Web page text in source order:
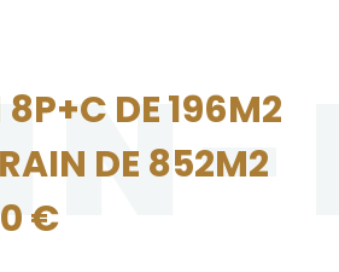
DE 196M2
DE 852M2
€